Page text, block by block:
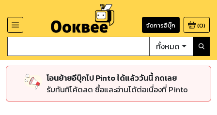
จัดการอีบุ๊ก (0)
ทั้งหมด
โอนย้ายอีบุ๊กไป Pinto ได้แล้ววันนี้ กดเลย
รับทันทีโค้ดลด ซื้อและอ่านได้ต่อเนื่องที่ Pinto